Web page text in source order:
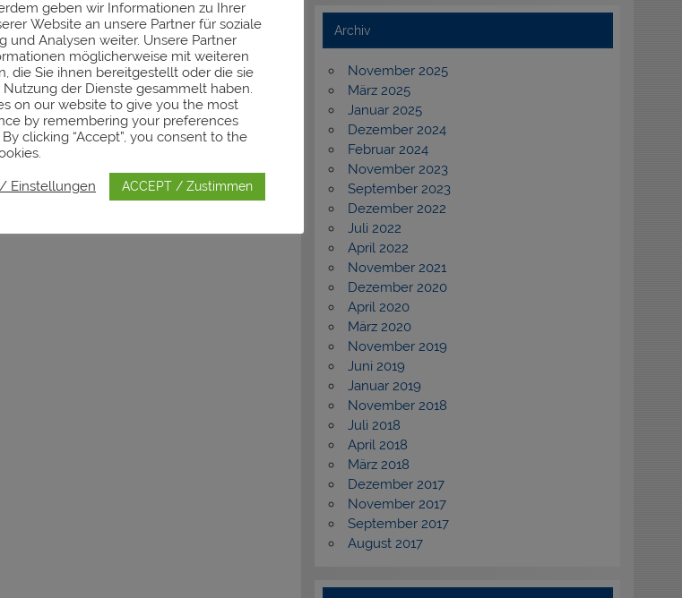
Archiv
November 2025
März 2025
Januar 2025
Dezember 2024
Februar 2024
November 2023
September 2023
Dezember 2022
Juli 2022
April 2022
November 2021
Dezember 2020
April 2020
März 2020
November 2019
Juni 2019
Januar 2019
November 2018
Juli 2018
April 2018
März 2018
Dezember 2017
November 2017
September 2017
August 2017
geben wir Informationen zu Ihrer
Website an unsere Partner für soziale
und Analysen weiter. Unsere Partner
möglicherweise mit weiteren
die Sie ihnen bereitgestellt oder die sie
der Dienste gesammelt haben.
on our website to give you the most
by remembering your preferences
clicking “Accept”, you consent to the
Einstellungen ACCEPT / Zustimmen